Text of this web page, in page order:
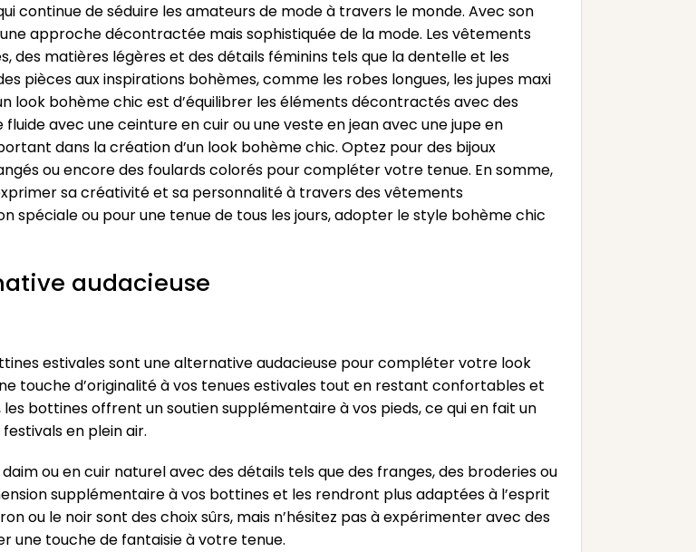
continue de séduire les amateurs de mode à travers le monde. Avec son
approche décontractée mais sophistiquée de la mode. Les vêtements
des matières légères et des détails féminins tels que la dentelle et les
pièces aux inspirations bohèmes, comme les robes longues, les jupes maxi
look bohème chic est d’équilibrer les éléments décontractés avec des
avec une ceinture en cuir ou une veste en jean avec une jupe en
dans la création d’un look bohème chic. Optez pour des bijoux
ou encore des foulards colorés pour compléter votre tenue. En somme,
sa créativité et sa personnalité à travers des vêtements
spéciale ou pour une tenue de tous les jours, adopter le style bohème chic
audacieuse
estivales sont une alternative audacieuse pour compléter votre look
touche d’originalité à vos tenues estivales tout en restant confortables et
bottines offrent un soutien supplémentaire à vos pieds, ce qui en fait un
en plein air.
ou en cuir naturel avec des détails tels que des franges, des broderies ou
supplémentaire à vos bottines et les rendront plus adaptées à l’esprit
ou le noir sont des choix sûrs, mais n’hésitez pas à expérimenter avec des
une touche de fantaisie à votre tenue.